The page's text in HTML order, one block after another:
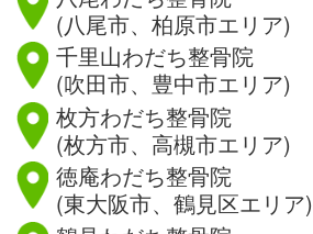
(八尾市、柏原市エリア)
千里山わだち整骨院
(吹田市、豊中市エリア)
枚方わだち整骨院
(枚方市、高槻市エリア)
徳庵わだち整骨院
(東大阪市、鶴見区エリア)